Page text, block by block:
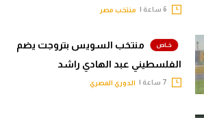
منتخب مصر
منتخب السويس بتروجت يضم
الفلسطيني عبد الهادي راشد
الدوري المصري